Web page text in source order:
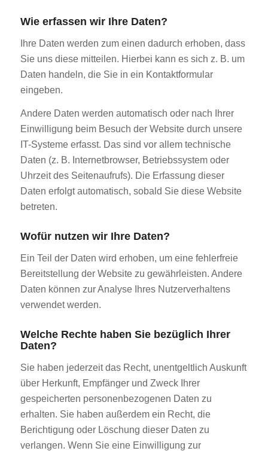
Wie erfassen wir Ihre Daten?
Ihre Daten werden zum einen dadurch erhoben, dass
Sie uns diese mitteilen. Hierbei kann es sich z. B. um
Daten handeln, die Sie in ein Kontaktformular
eingeben.
Andere Daten werden automatisch oder nach Ihrer
Einwilligung beim Besuch der Website durch unsere
IT-Systeme erfasst. Das sind vor allem technische
Daten (z. B. Internetbrowser, Betriebssystem oder
Uhrzeit des Seitenaufrufs). Die Erfassung dieser
Daten erfolgt automatisch, sobald Sie diese Website
betreten.
Wofür nutzen wir Ihre Daten?
Ein Teil der Daten wird erhoben, um eine fehlerfreie
Bereitstellung der Website zu gewährleisten. Andere
Daten können zur Analyse Ihres Nutzerverhaltens
verwendet werden.
Welche Rechte haben Sie bezüglich Ihrer
Daten?
Sie haben jederzeit das Recht, unentgeltlich Auskunft
über Herkunft, Empfänger und Zweck Ihrer
gespeicherten personenbezogenen Daten zu
erhalten. Sie haben außerdem ein Recht, die
Berichtigung oder Löschung dieser Daten zu
verlangen. Wenn Sie eine Einwilligung zur